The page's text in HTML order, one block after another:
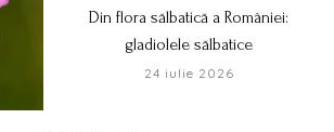
Din flora sălbatică a României:
gladiolele sălbatice
24 iulie 2026